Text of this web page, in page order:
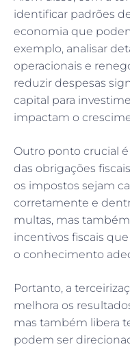
identificar padrões
economia que
exemplo, analisar
operacionais e
reduzir despesas
capital para
impactam o
Outro ponto crucial
das obrigações
os impostos sejam
corretamente e
multas, mas
incentivos fiscais
o conhecimento
Portanto, a
melhora os
mas também libera
podem ser